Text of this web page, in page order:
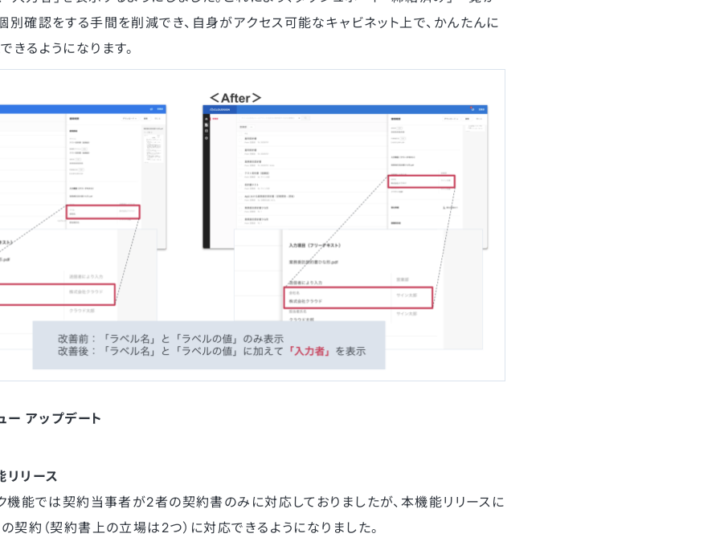
別確認をする手間を削減でき、自身がアクセス可能なキャビネット上で、かんたんに
るようになります。
ー アップデート
リース
機能では契約当事者が2者の契約書のみに対応しておりましたが、本機能リリースに
契約（契約書上の立場は2つ）に対応できるようになりました。